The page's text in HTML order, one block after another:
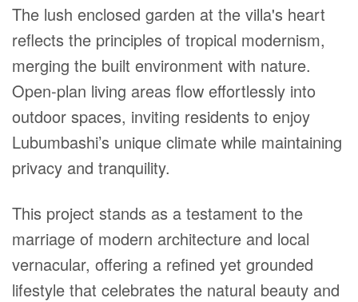
The lush enclosed garden at the villa's heart
reflects the principles of tropical modernism,
merging the built environment with nature.
Open-plan living areas flow effortlessly into
outdoor spaces, inviting residents to enjoy
Lubumbashi’s unique climate while maintaining
privacy and tranquility.
This project stands as a testament to the
marriage of modern architecture and local
vernacular, offering a refined yet grounded
lifestyle that celebrates the natural beauty and